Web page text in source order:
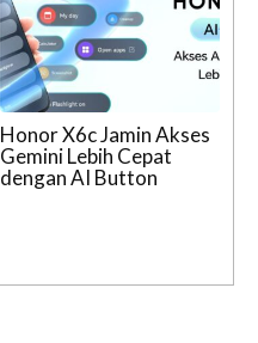
Honor X6c Jamin Akses
Gemini Lebih Cepat
dengan AI Button